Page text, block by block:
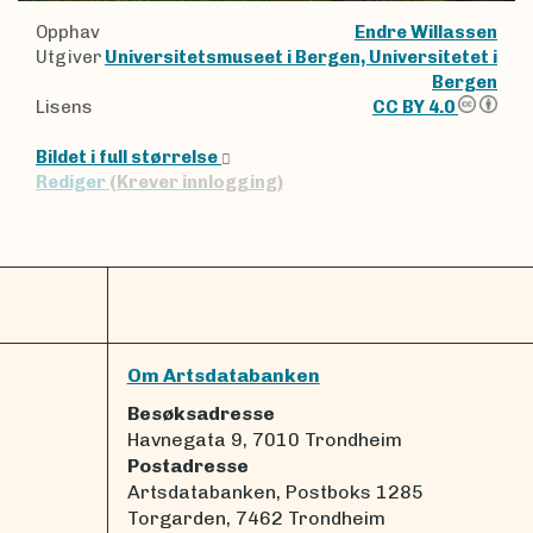
Opphav
Endre Willassen
Utgiver Universitetsmuseet i Bergen, Universitetet i
Bergen
Lisens
CC BY 4.0
Bildet i full størrelse
Rediger (Krever innlogging)
Om Artsdatabanken
Besøksadresse
Havnegata 9, 7010 Trondheim
Postadresse
Artsdatabanken, Postboks 1285
Torgarden, 7462 Trondheim